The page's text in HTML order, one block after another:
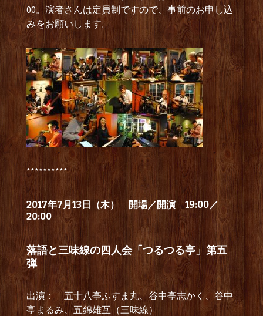
00。演者さんは定員制ですので、事前のお申し込
みをお願いします。
**********
2017年7月13日（木）
開場／開演 19:00／
20:00
落語と三味線の四人会「つるつる亭」第五
弾
出演： 五十八亭ふすま丸、谷中亭志かく、谷中
亭まるみ、五錦雄互（三味線）